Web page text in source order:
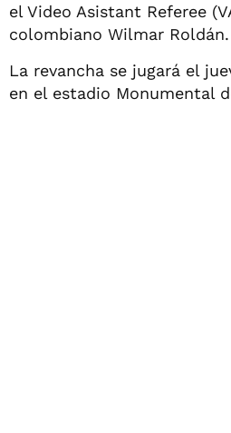
el Video Asistant Referee
colombiano Wilmar Roldán.
La revancha se jugará el
en el estadio Monumental